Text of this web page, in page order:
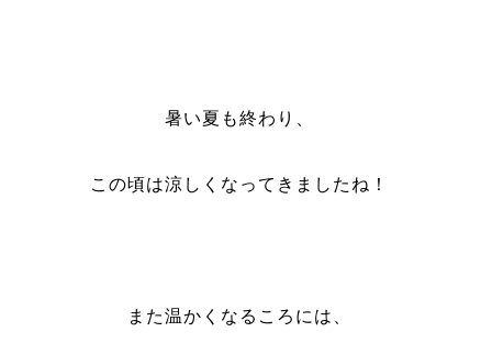
暑い夏も終わり、
この頃は涼しくなってきましたね！
また温かくなるころには、